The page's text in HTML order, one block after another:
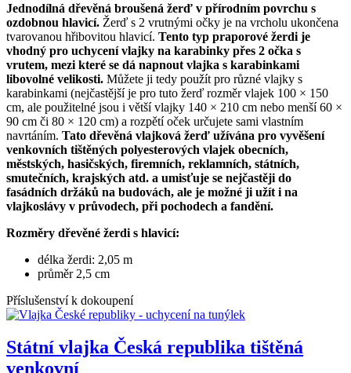
Jednodílná dřevěná broušená žerď v přírodním povrchu s
ozdobnou hlavicí. Žerď s 2 vrutnými očky je na vrcholu ukončena
tvarovanou hřibovitou hlavicí. Tento typ praporové žerdi je
vhodný pro uchycení vlajky na karabinky přes 2 očka s
vrutem, mezi které se dá napnout vlajka s karabinkami
libovolné velikosti. Můžete ji tedy použít pro různé vlajky s
karabinkami (nejčastější je pro tuto žerď rozměr vlajek 100 × 150
cm, ale použitelné jsou i větší vlajky 140 × 210 cm nebo menší 60 ×
90 cm či 80 × 120 cm) a rozpětí oček určujete sami vlastním
navrtáním. Tato dřevěná vlajková žerď užívána pro vyvěšení
venkovních tištěných polyesterových vlajek obecních,
městských, hasičských, firemních, reklamních, státních,
smutečních, krajských atd. a umisťuje se nejčastěji do
fasádních držáků na budovách, ale je možné ji užít i na
vlajkoslávy v průvodech, při pochodech a fandění.
Rozměry dřevěné žerdi s hlavicí:
délka žerdi: 2,05 m
průměr 2,5 cm
Příslušenství k dokoupení
Státní vlajka Česká republika tištěná
venkovní